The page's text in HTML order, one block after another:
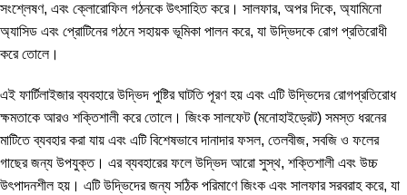
সংশ্লেষণ, এবং ক্লোরোফিল গঠনকে উৎসাহিত করে। সালফার, অপর দিকে, অ্যামিনো
অ্যাসিড এবং প্রোটিনের গঠনে সহায়ক ভূমিকা পালন করে, যা উদ্ভিদকে রোগ প্রতিরোধী
করে তোলে।
এই ফার্টিলাইজার ব্যবহারে উদ্ভিদ পুষ্টির ঘাটতি পূরণ হয় এবং এটি উদ্ভিদের রোগপ্রতিরোধ
ক্ষমতাকে আরও শক্তিশালী করে তোলে। জিংক সালফেট (মনোহাইড্রেট) সমস্ত ধরনের
মাটিতে ব্যবহার করা যায় এবং এটি বিশেষভাবে দানাদার ফসল, তেলবীজ, সবজি ও ফলের
গাছের জন্য উপযুক্ত। এর ব্যবহারের ফলে উদ্ভিদ আরো সুস্থ, শক্তিশালী এবং উচ্চ
উৎপাদনশীল হয়। এটি উদ্ভিদের জন্য সঠিক পরিমাণে জিংক এবং সালফার সরবরাহ করে, যা